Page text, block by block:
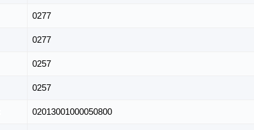
0277
0277
0257
0257
02013001000050800